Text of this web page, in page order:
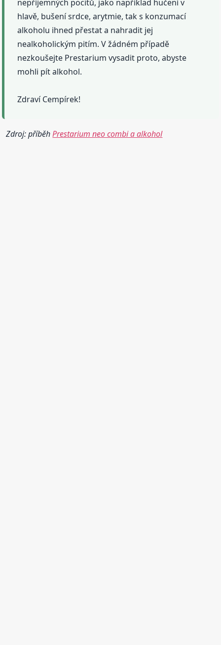
nepříjemných pocitů, jako například hučení v
hlavě, bušení srdce, arytmie, tak s konzumací
alkoholu ihned přestat a nahradit jej
nealkoholickým pitím. V žádném případě
nezkoušejte Prestarium vysadit proto, abyste
mohli pít alkohol.
Zdraví Cempírek!
Zdroj: příběhPrestarium neo combi a alkohol